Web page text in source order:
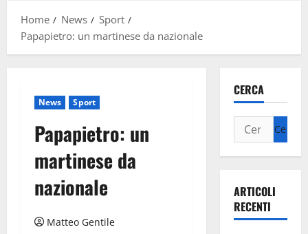
Home News
Sport
Papapietro: un martinese da nazionale
News Sport
Papapietro: un
martinese da
nazionale
Matteo Gentile
CERCA
ARTICOLI
RECENTI